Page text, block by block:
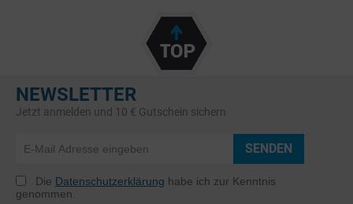
NEWSLETTER
Jetzt anmelden und 10 € Gutschein sichern
SENDEN
Die Datenschutzerklärung habe ich zur Kenntnis
genommen.